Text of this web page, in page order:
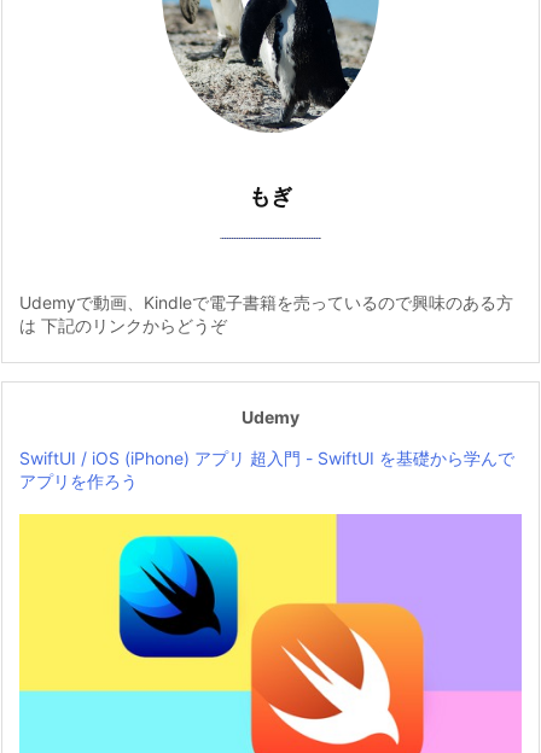
もぎ
Udemyで動画、Kindleで電子書籍を売っているので興味のある方
は 下記のリンクからどうぞ
Udemy
SwiftUI / iOS (iPhone) アプリ 超入門 - SwiftUI を基礎から学んで
アプリを作ろう